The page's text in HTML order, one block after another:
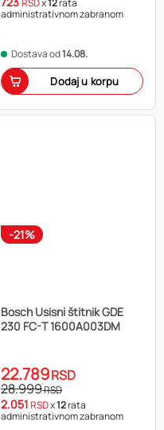
administrativnom zabranom
Dostava od14.08.
Dodaj u korpu
-21%
Bosch Usisni štitnik GDE
230 FC-T 1600A003DM
22.789RSD
28.999RSD
2.051RSDx12rata
administrativnom zabranom